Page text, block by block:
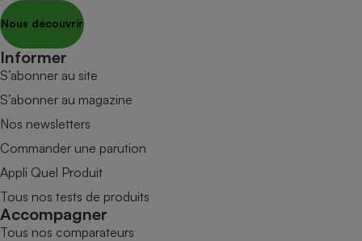
Nous découvrir
Informer
S’abonner au site
S’abonner au magazine
Nos newsletters
Commander une parution
Appli Quel Produit
Tous nos tests de produits
Accompagner
Tous nos comparateurs